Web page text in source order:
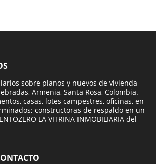
sobre planos y nuevos de vivienda
Armenia, Santa Rosa, Colombia.
casas, lotes campestres, oficinas, en
constructoras de respaldo en un
LA VITRINA INMOBILIARIA del